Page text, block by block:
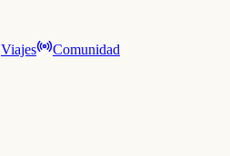
Viajes Comunidad